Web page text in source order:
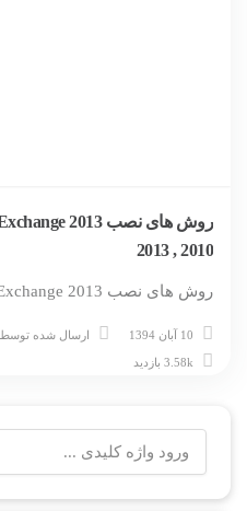
2013 , 2010
روش های نصب Exchange 2013 به سه روش…
10 آبان 1394 ارسال شده توسط